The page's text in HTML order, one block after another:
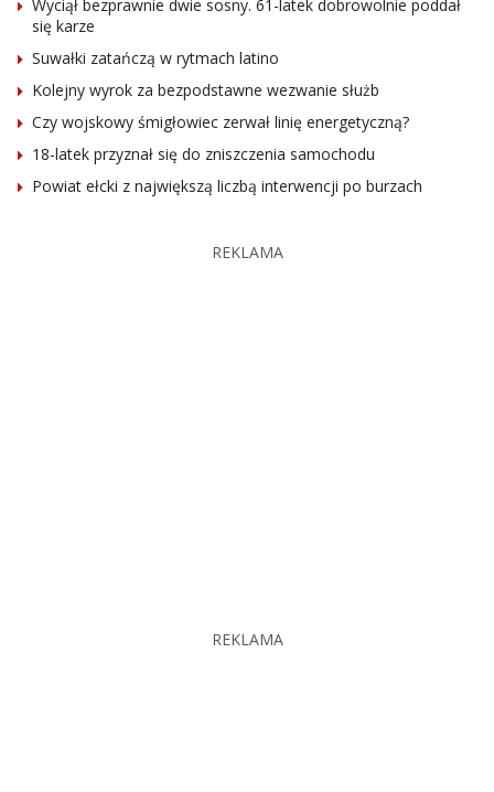
Wyciął bezprawnie dwie sosny. 61-latek dobrowolnie poddał
się karze
Suwałki zatańczą w rytmach latino
Kolejny wyrok za bezpodstawne wezwanie służb
Czy wojskowy śmigłowiec zerwał linię energetyczną?
18-latek przyznał się do zniszczenia samochodu
Powiat ełcki z największą liczbą interwencji po burzach
REKLAMA
REKLAMA